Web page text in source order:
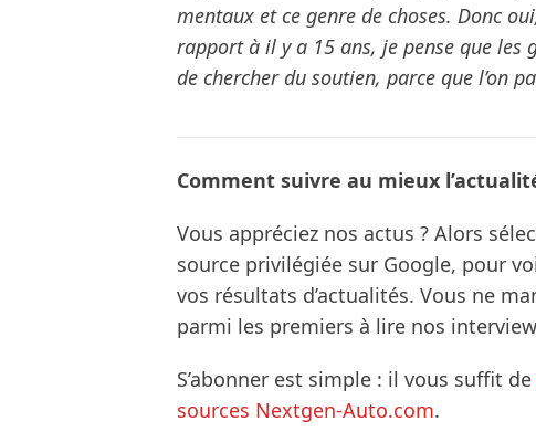
mentaux et ce genre de choses. Donc
rapport à il y a 15 ans, je pense que les
de chercher du soutien, parce que l’on
Comment suivre au mieux
Vous appréciez nos actus ? Alors
source privilégiée sur Google, pour
vos résultats d’actualités. Vous ne
parmi les premiers à lire nos
S’abonner est simple : il vous suffit de
sources Nextgen-Auto.com.